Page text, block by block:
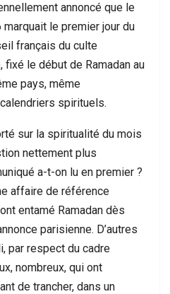
annoncé que le
le premier jour du
français du culte
fixé le début de Ramadan au
pays, même
spirituels.
sur la spiritualité du mois
nettement plus
a-t-on lu en premier ?
affaire de référence
entamé Ramadan dès
parisienne. D’autres
par respect du cadre
nombreux, qui ont
de trancher, dans un